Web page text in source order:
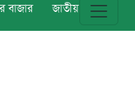
বাজার জাতীয় বিশ্ব